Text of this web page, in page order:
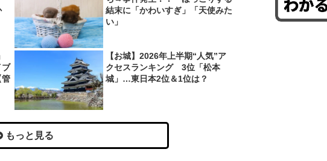
結末に「かわいすぎ」「天使みた
い」
管
【お城】2026年上半期“人気”ア
クセスランキング 3位「松本
城」…東日本2位＆1位は？
もっと見る